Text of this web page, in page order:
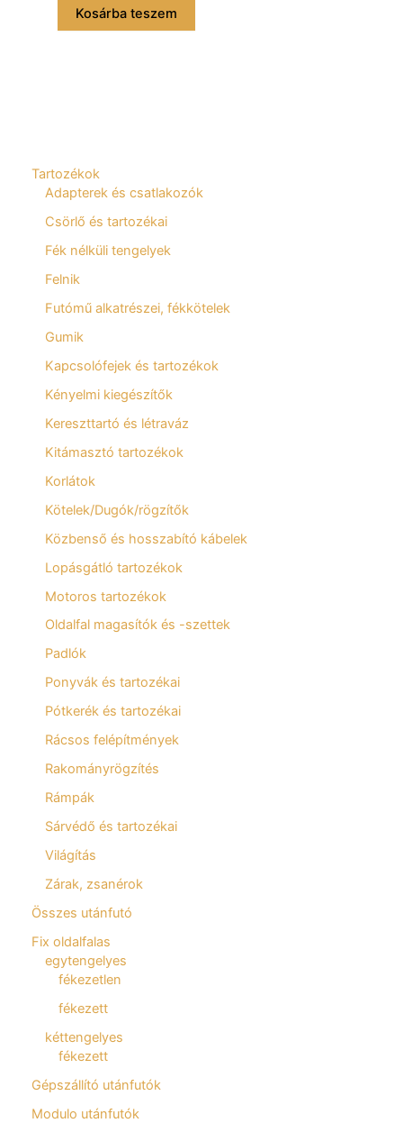
Tartozékok
Adapterek és csatlakozók
Csörlő és tartozékai
Fék nélküli tengelyek
Felnik
Futómű alkatrészei, fékkötelek
Gumik
Kapcsolófejek és tartozékok
Kényelmi kiegészítők
Kereszttartó és létraváz
Kitámasztó tartozékok
Korlátok
Kötelek/Dugók/rögzítők
Közbenső és hosszabító kábelek
Lopásgátló tartozékok
Motoros tartozékok
Oldalfal magasítók és -szettek
Padlók
Ponyvák és tartozékai
Pótkerék és tartozékai
Rácsos felépítmények
Rakományrögzítés
Rámpák
Sárvédő és tartozékai
Világítás
Zárak, zsanérok
Összes utánfutó
Fix oldalfalas
egytengelyes
fékezetlen
fékezett
kéttengelyes
fékezett
Gépszállító utánfutók
Modulo utánfutók
Kosárba teszem